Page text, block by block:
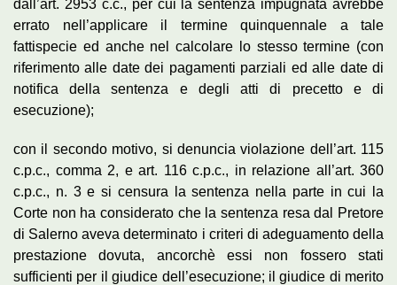
dall’art. 2953 c.c., per cui la sentenza impugnata avrebbe
errato nell’applicare il termine quinquennale a tale
fattispecie ed anche nel calcolare lo stesso termine (con
riferimento alle date dei pagamenti parziali ed alle date di
notifica della sentenza e degli atti di precetto e di
esecuzione);
con il secondo motivo, si denuncia violazione dell’art. 115
c.p.c., comma 2, e art. 116 c.p.c., in relazione all’art. 360
c.p.c., n. 3 e si censura la sentenza nella parte in cui la
Corte non ha considerato che la sentenza resa dal Pretore
di Salerno aveva determinato i criteri di adeguamento della
prestazione dovuta, ancorchè essi non fossero stati
sufficienti per il giudice dell’esecuzione; il giudice di merito